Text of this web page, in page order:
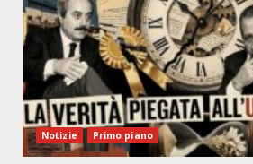
Notizie Primo piano